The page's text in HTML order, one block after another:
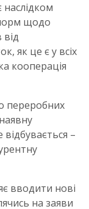
щодо
як це є у всіх
кооперація
переробних
–
вводити нові
на заяви